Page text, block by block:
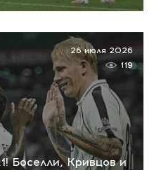
Боселли, Кривцов и
26 июля 2026
119